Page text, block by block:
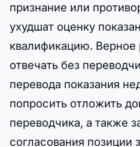
признание или
ухудшат оценку
квалификацию. Верное
отвечать без
перевода показания
попросить отложить
переводчика, а также
согласования позиции